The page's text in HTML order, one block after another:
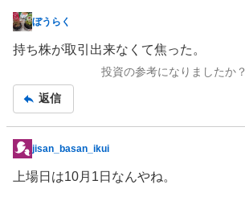
掲
示
記
事
ぼうらく
持ち株が取引出来なくて焦った。
投資の参考になりましたか？
返信
掲
示
jisan_basan_ikui
上場日は10月1日なんやね。